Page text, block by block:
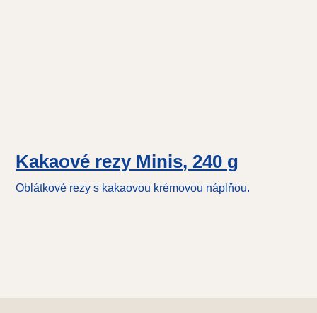
Kakaové rezy Minis, 240 g
Oblátkové rezy s kakaovou krémovou náplňou.